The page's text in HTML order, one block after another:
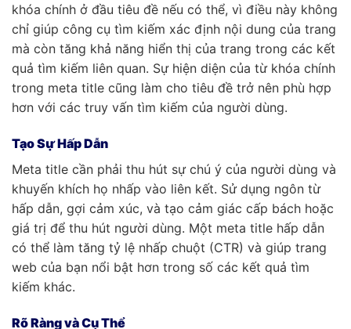
khóa chính ở đầu tiêu đề nếu có thể, vì điều này không
chỉ giúp công cụ tìm kiếm xác định nội dung của trang
mà còn tăng khả năng hiển thị của trang trong các kết
quả tìm kiếm liên quan. Sự hiện diện của từ khóa chính
trong meta title cũng làm cho tiêu đề trở nên phù hợp
hơn với các truy vấn tìm kiếm của người dùng.
Tạo Sự Hấp Dẫn
Meta title cần phải thu hút sự chú ý của người dùng và
khuyến khích họ nhấp vào liên kết. Sử dụng ngôn từ
hấp dẫn, gợi cảm xúc, và tạo cảm giác cấp bách hoặc
giá trị để thu hút người dùng. Một meta title hấp dẫn
có thể làm tăng tỷ lệ nhấp chuột (CTR) và giúp trang
web của bạn nổi bật hơn trong số các kết quả tìm
kiếm khác.
Rõ Ràng và Cụ Thể